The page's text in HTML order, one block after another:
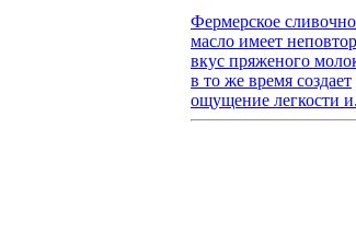
Фермерское
масло имеет
вкус пряженого
в то же время создает
ощущение легкости